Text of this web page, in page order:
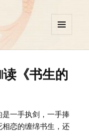
挂件
读《书生的
一手执剑，一手捧
恋的缠绵书生，还